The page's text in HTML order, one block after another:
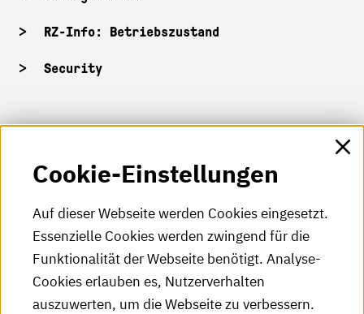
RZ-Info: Betriebszustand
Security
HKA-Shop
HKA-Videos
HKA-Podcast
HKA-Publikationen
RSS-Feed
Cookie-Einstellungen
Auf dieser Webseite werden Cookies eingesetzt.
Essenzielle Cookies werden zwingend für die
Funktionalität der Webseite benötigt. Analyse-
Cookies erlauben es, Nutzerverhalten
auszuwerten, um die Webseite zu verbessern.